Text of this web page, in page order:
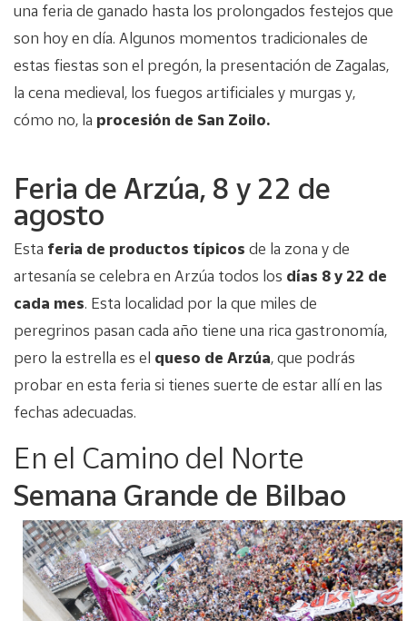
una feria de ganado hasta los prolongados festejos que
son hoy en día. Algunos momentos tradicionales de
estas fiestas son el pregón, la presentación de Zagalas,
la cena medieval, los fuegos artificiales y murgas y,
cómo no, la procesión de San Zoilo.
Feria de Arzúa, 8 y 22 de
agosto
Esta feria de productos típicos de la zona y de
artesanía se celebra en Arzúa todos los días 8 y 22 de
cada mes. Esta localidad por la que miles de
peregrinos pasan cada año tiene una rica gastronomía,
pero la estrella es el queso de Arzúa, que podrás
probar en esta feria si tienes suerte de estar allí en las
fechas adecuadas.
En el Camino del Norte
Semana Grande de Bilbao